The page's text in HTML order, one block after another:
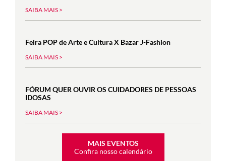
SAIBA MAIS >
Feira POP de Arte e Cultura X Bazar J-Fashion
SAIBA MAIS >
FÓRUM QUER OUVIR OS CUIDADORES DE PESSOAS
IDOSAS
SAIBA MAIS >
MAIS EVENTOS
Confira nosso calendário